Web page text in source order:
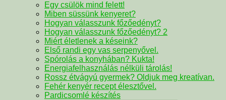
Egy csülök mind felett!
Miben süssünk kenyeret?
Hogyan válasszunk főzőedényt?
Hogyan válasszunk főzőedényt? 2
Miért életlenek a késeink?
Első randi egy vas serpenyővel.
Spórolás a konyhában? Kukta!
Energiafelhasználás nélküli tárolás!
Rossz étvágyú gyermek? Oldjuk meg kreatívan.
Fehér kenyér recept élesztővel.
Pardicsomlé készítés